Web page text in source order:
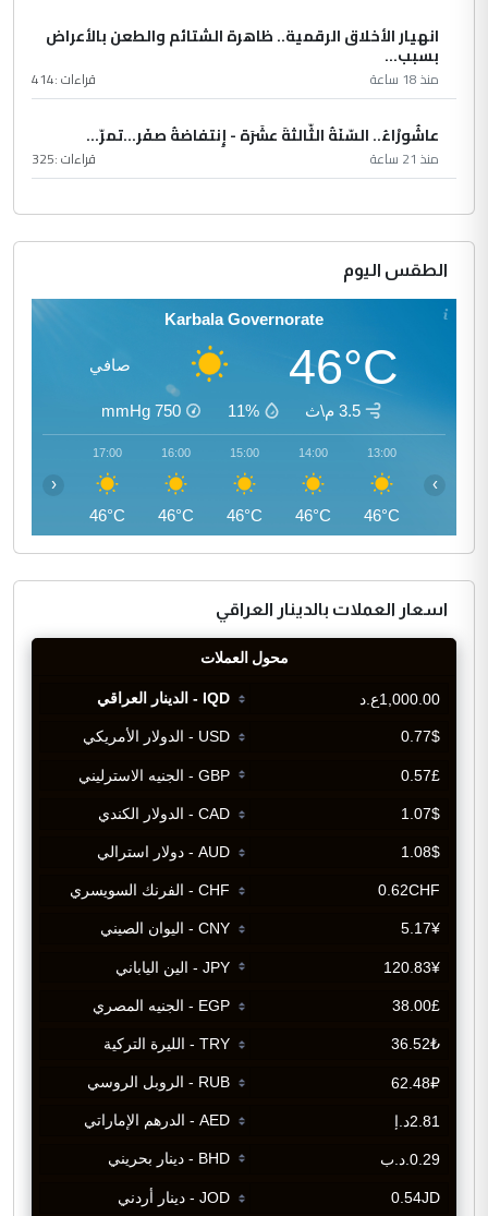
انهيار الأخلاق الرقمية.. ظاهرة الشتائم والطعن بالأعراض
بسبب...
منذ 18 ساعة قراءات :414
عاشُورْاءُ.. السّنَةُ الثّالثةَ عشَرَة - إِنتفاضةُ صفَر…تمرّ...
منذ 21 ساعة قراءات :325
الطقس اليوم
Karbala Governorate
46°C صافي
3.5 م\ث 11%
750
mmHg
13:00
46°C
14:00
46°C
15:00
46°C
16:00
46°C
17:00
46°C
‹ ›
اسعار العملات بالدينار العراقي